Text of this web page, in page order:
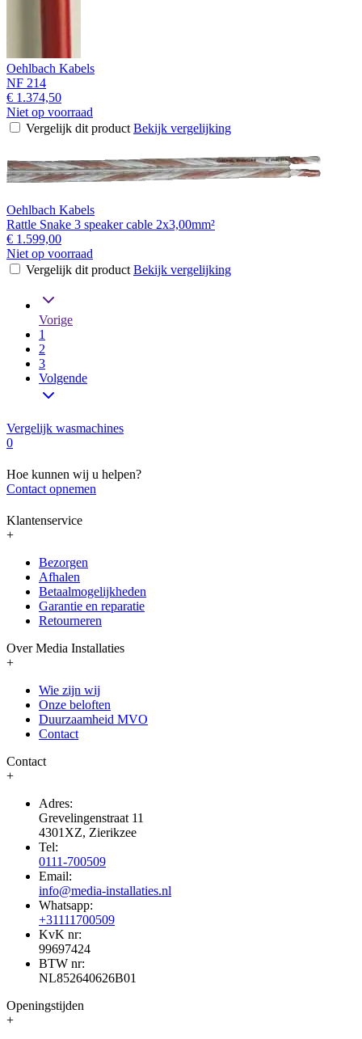
Oehlbach Kabels
NF 214
€ 1.374,50
Niet op voorraad
Vergelijk dit product Bekijk vergelijking
Oehlbach Kabels
Rattle Snake 3 speaker cable 2x3,00mm²
€ 1.599,00
Niet op voorraad
Vergelijk dit product Bekijk vergelijking
Vorige
1
2
3
Volgende
Vergelijk wasmachines
0
Hoe kunnen wij u helpen?
Contact opnemen
Klantenservice
+
Bezorgen
Afhalen
Betaalmogelijkheden
Garantie en reparatie
Retourneren
Over Media Installaties
+
Wie zijn wij
Onze beloften
Duurzaamheid MVO
Contact
Contact
+
Adres:
Grevelingenstraat 11
4301XZ, Zierikzee
Tel:
0111-700509
Email:
info@media-installaties.nl
Whatsapp:
+31111700509
KvK nr:
99697424
BTW nr:
NL852640626B01
Openingstijden
+